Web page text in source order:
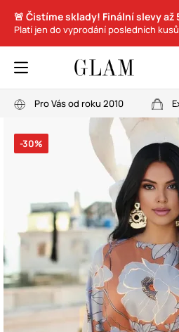
🚨 Čistíme sklady! Finální slevy až
Platí jen do vyprodání posledních
Pro Vás od roku 2010
-30%